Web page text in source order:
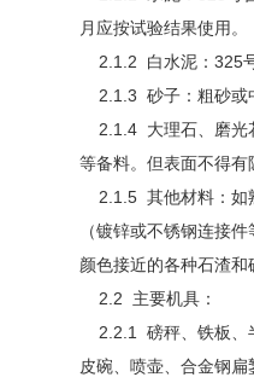
月应按试验结果使用。
2.1.2 白水泥：325号
2.1.3 砂子：粗砂或
2.1.4 大理石、磨光
等备料。但表面不得
2.1.5 其他材料：如
（镀锌或不锈钢连接
颜色接近的各种石渣
2.2 主要机具：
2.2.1 磅秤、铁板、
皮碗、喷壶、合金钢